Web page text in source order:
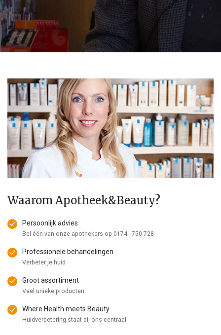
Waarom Apotheek&Beauty?
Persoonlijk advies
Bel één van onze apothekers op 0174 - 750 728
Professionele behandelingen
Verbeter je huid
Groot assortiment
Veel unieke producten
Where Health meets Beauty
Huidverbetering staat bij ons centraal